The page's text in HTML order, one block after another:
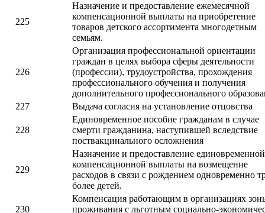
225
Назначение и предоставление ежемесячной
компенсационной выплаты на приобретение
товаров детского ассортимента многодетным
семьям.
226
Организация профессиональной ориентации
граждан в целях выбора сферы деятельности
(профессии), трудоустройства, прохождения
профессионального обучения и получения
дополнительного профессионального
227
Выдача согласия на установление отцовства
228
Единовременное пособие гражданам в случае
смерти гражданина, наступившей вследствие
поствакцинального осложнения
229
Назначение и предоставление единовременной
компенсационной выплаты на возмещение
расходов в связи с рождением одновременно
более детей.
230
Компенсация работающим в организациях
проживания с льготным социально-